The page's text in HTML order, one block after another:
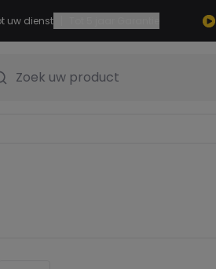
uw dienst
Zoek uw product